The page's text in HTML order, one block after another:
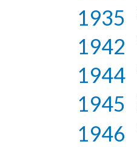
1935
1942
1944
1945
1946